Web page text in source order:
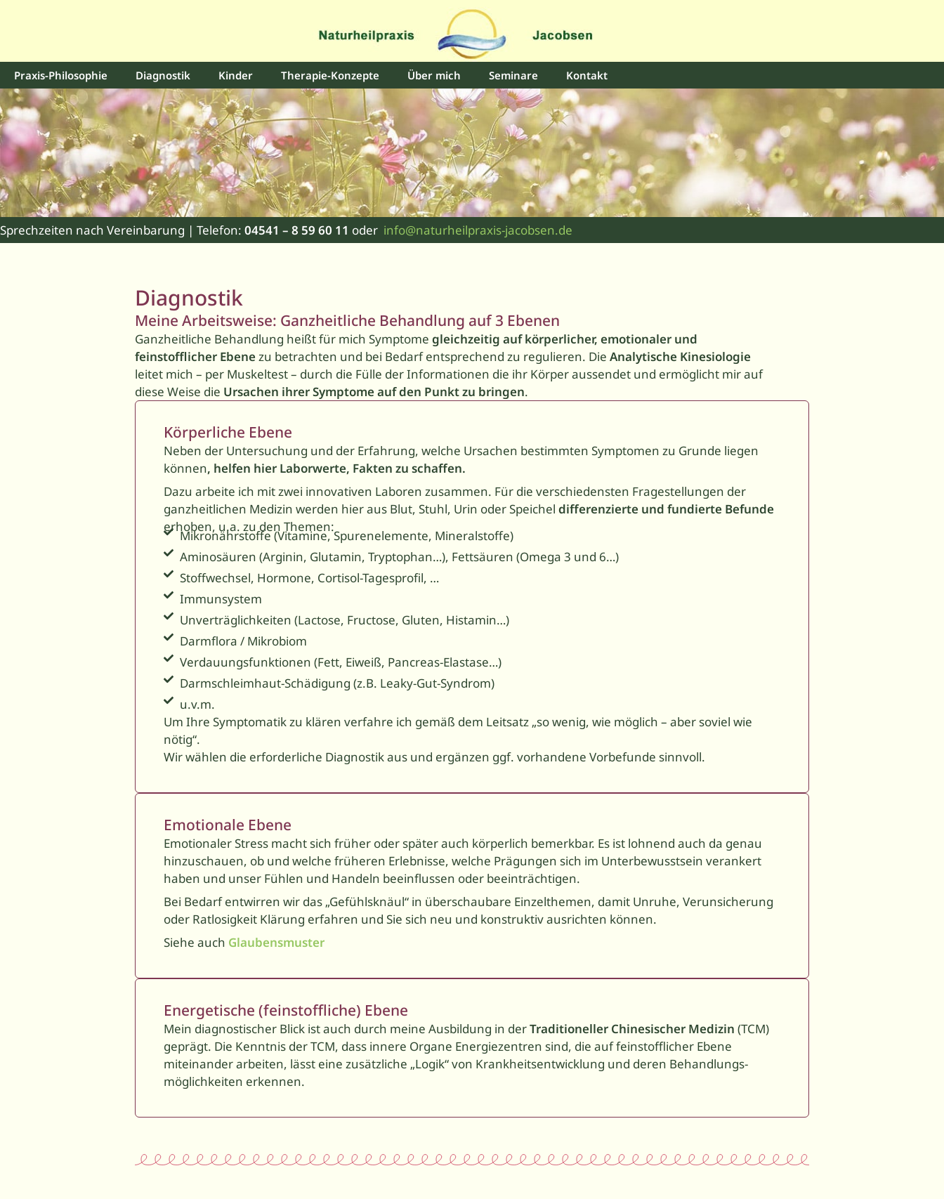
Praxis-Philosophie Diagnostik Kinder Therapie-Konzepte Über mich Seminare Kontakt
Sprechzeiten nach Vereinbarung | Telefon: 04541 – 8 59 60 11 oder info@naturheilpraxis-jacobsen.de
Diagnostik
Meine Arbeitsweise: Ganzheit­liche Behandlung auf 3 Ebenen
Ganzheitliche Behandlung heißt für mich Symptome gleichzeitig auf körperlicher, emotionaler und
feinstofflicher Ebene zu betrachten und bei Bedarf entsprechend zu regulieren. Die Analytische Kinesiologie
leitet mich – per Muskel­test – durch die Fülle der Informationen die ihr Körper aussendet und ermöglicht mir auf
diese Weise die Ursachen ihrer Symptome auf den Punkt zu bringen.
Körperliche Ebene
Neben der Untersuchung und der Erfahrung, welche Ursachen bestimmten Symptomen zu Grunde liegen
können, helfen hier Laborwerte, Fakten zu schaffen.
Dazu arbeite ich mit zwei innovativen Laboren zusammen. Für die verschiedensten Fragestellungen der
ganzheit­lichen Medizin werden hier aus Blut, Stuhl, Urin oder Speichel differenzierte und fundierte Befunde
erhoben, u.a. zu den Themen:
Mikronährstoffe (Vitamine, Spurenelemente, Mineralstoffe)
Aminosäuren (Arginin, Glutamin, Tryptophan…), Fettsäuren (Omega 3 und 6…)
Stoffwechsel, Hormone, Cortisol-Tagesprofil, …
Immunsystem
Unverträglichkeiten (Lactose, Fructose, Gluten, Histamin…)
Darmflora / Mikrobiom
Verdauungsfunktionen (Fett, Eiweiß, Pancreas-Elastase…)
Darmschleimhaut-Schädigung (z.B. Leaky-Gut-Syndrom)
u.v.m.
Um Ihre Symptomatik zu klären verfahre ich gemäß dem Leitsatz „so wenig, wie möglich – aber soviel wie
nötig“.
Wir wählen die erforderliche Diagnostik aus und ergänzen ggf. vorhandene Vorbefunde sinnvoll.
Emotionale Ebene
Emotionaler Stress macht sich früher oder später auch körperlich bemerkbar. Es ist lohnend auch da genau
hinzu­schauen, ob und welche früheren Erlebnisse, welche Prägungen sich im Unterbewusstsein verankert
haben und unser Fühlen und Handeln beeinflussen oder beeinträchtigen.
Bei Bedarf entwirren wir das „Gefühls­knäul“ in überschaubare Einzelthemen, damit Unruhe, Verunsicherung
oder Ratlosigkeit Klärung erfahren und Sie sich neu und konstruktiv ausrichten können.
Siehe auch Glaubensmuster
Energetische (feinstoffliche) Ebene
Mein diagnostischer Blick ist auch durch meine Ausbildung in derTraditioneller Chinesischer Medizin (TCM)
geprägt. Die Kenntnis der TCM, dass innere Organe Energiezentren sind, die auf feinstofflicher Ebene
miteinander arbeiten, lässt eine zusätzliche „Logik“ von Krankheits­entwicklung und deren Behandlungs­
möglichkeiten erkennen.